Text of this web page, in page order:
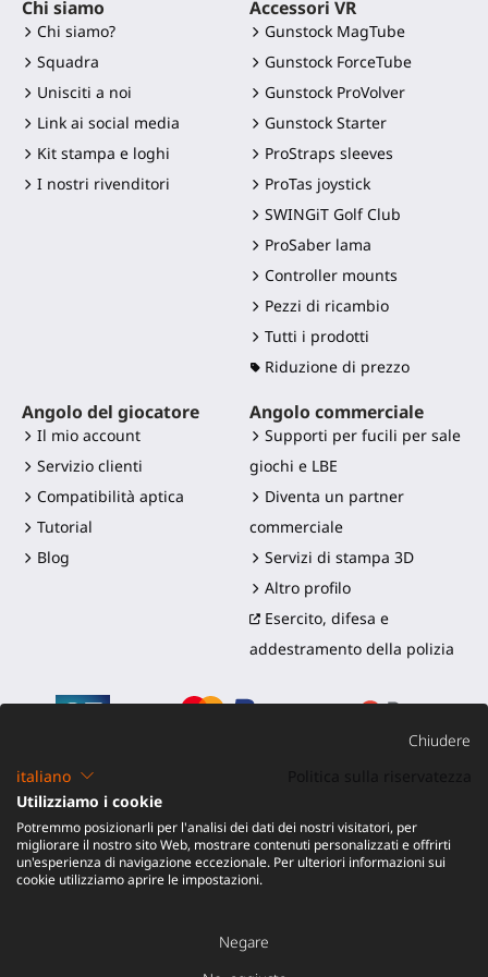
Chi siamo
Chi siamo?
Squadra
Unisciti a noi
Link ai social media
Kit stampa e loghi
I nostri rivenditori
Accessori VR
Gunstock MagTube
Gunstock ForceTube
Gunstock ProVolver
Gunstock Starter
ProStraps sleeves
ProTas joystick
SWINGiT Golf Club
ProSaber lama
Controller mounts
Pezzi di ricambio
Tutti i prodotti
Riduzione di prezzo
Angolo del giocatore
Il mio account
Servizio clienti
Compatibilità aptica
Tutorial
Blog
Angolo commerciale
Supporti per fucili per sale
giochi e LBE
Diventa un partner
commerciale
Servizi di stampa 3D
Altro profilo
Esercito, difesa e
addestramento della polizia
©2016-2026 - ProTubeVR™
Spedizione e dazi|Garanzia| Reso e Rimborso
Chiudere
italiano
Utilizziamo i cookie
Potremmo posizionarli per l'analisi dei dati dei nostri visitatori, per
migliorare il nostro sito Web, mostrare contenuti personalizzati e offrirti
un'esperienza di navigazione eccezionale. Per ulteriori informazioni sui
cookie utilizziamo aprire le impostazioni.
Negare